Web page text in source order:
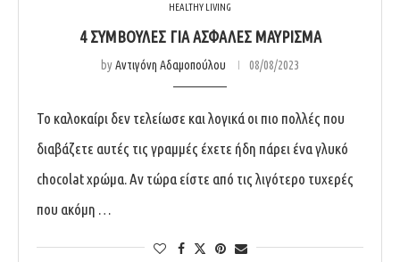
HEALTHY LIVING
4 ΣΥΜΒΟΥΛΕΣ ΓΙΑ ΑΣΦΑΛΕΣ ΜΑΥΡΙΣΜΑ
byΑντιγόνη Αδαμοπούλου 08/08/2023
Το καλοκαίρι δεν τελείωσε και λογικά οι πιο πολλές που
διαβάζετε αυτές τις γραμμές έχετε ήδη πάρει ένα γλυκό
chocolat χρώμα. Αν τώρα είστε από τις λιγότερο τυχερές
που ακόμη …